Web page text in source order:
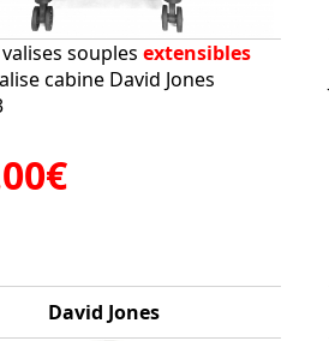
souples extensibles
cabine David Jones
David Jones